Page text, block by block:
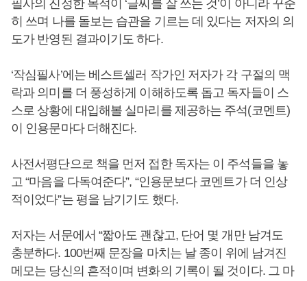
필사의 진정한 목적이 ‘글씨를 잘 쓰는 것’이 아니라 꾸준
히 쓰며 나를 돌보는 습관을 기르는 데 있다는 저자의 의
도가 반영된 결과이기도 하다.
‘작심필사’에는 베스트셀러 작가인 저자가 각 구절의 맥
락과 의미를 더 풍성하게 이해하도록 돕고 독자들이 스
스로 상황에 대입해볼 실마리를 제공하는 주석(코멘트)
이 인용문마다 더해진다.
사전서평단으로 책을 먼저 접한 독자는 이 주석들을 놓
고 “마음을 다독여준다”, “인용문보다 코멘트가 더 인상
적이었다”는 평을 남기기도 했다.
저자는 서문에서 “짧아도 괜찮고, 단어 몇 개만 남겨도
충분하다. 100번째 문장을 마치는 날 종이 위에 남겨진
메모는 당신의 흔적이며 변화의 기록이 될 것이다. 그 마